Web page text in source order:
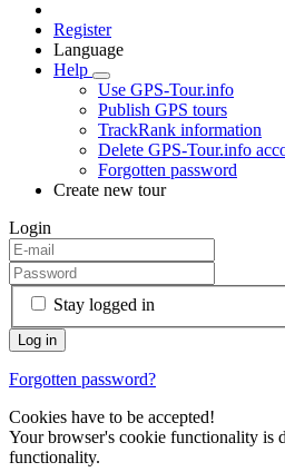
Register
Language
Help
Use GPS-Tour.info
Publish GPS tours
TrackRank information
Delete GPS-Tour.info
Forgotten password
Create new tour
Login
Stay logged in
Forgotten password?
Cookies have to be accepted!
Your browser's cookie functionality is
functionality.